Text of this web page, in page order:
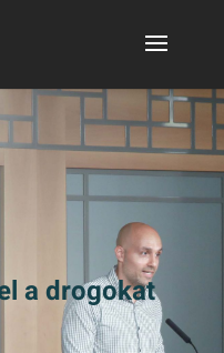
a drogokat